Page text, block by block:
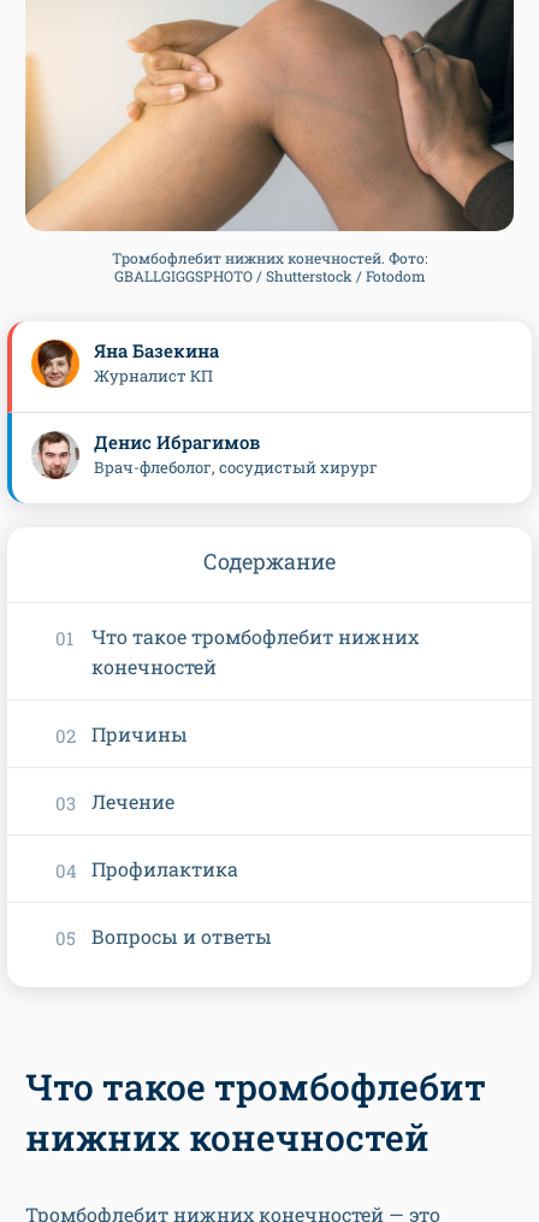
Тромбофлебит нижних конечностей. Фото:
GBALLGIGGSPHOTO / Shutterstock / Fotodom
Что такое тромбофлебит
нижних конечностей
Тромбофлебит нижних конечностей — это
Яна Базекина
Журналист КП
Денис Ибрагимов
Врач-флеболог, сосудистый хирург
Содержание
Что такое тромбофлебит нижних
конечностей
Причины
Лечение
Профилактика
Вопросы и ответы